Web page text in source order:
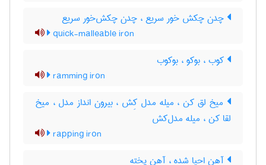
چدن چکش خور سریع ، چدن چکش‌خور سریع
quick-malleable iron
کوب ، بوکو ، بوکوب
ramming iron
میخ لق کن ، میله مدل کِش ، بیرون انداز مدل ، میخ
لقا کن ، میله مدل‌کش
rapping iron
آهن احیا شده ، آهن پخته